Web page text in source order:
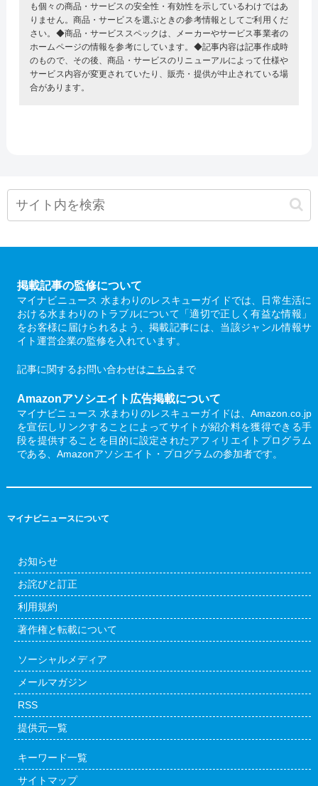
も個々の商品・サービスの安全性・有効性を示しているわけではあ
りません。商品・サービスを選ぶときの参考情報としてご利用くだ
さい。◆商品・サービススペックは、メーカーやサービス事業者の
ホームページの情報を参考にしています。◆記事内容は記事作成時
のもので、その後、商品・サービスのリニューアルによって仕様や
サービス内容が変更されていたり、販売・提供が中止されている場
合があります。
掲載記事の監修について
マイナビニュース 水まわりのレスキューガイドでは、日常生活に
おける水まわりのトラブルについて「適切で正しく有益な情報」
をお客様に届けられるよう、掲載記事には、当該ジャンル情報サ
イト運営企業の監修を入れています。
記事に関するお問い合わせはこちら まで
Amazonアソシエイト広告掲載について
マイナビニュース 水まわりのレスキューガイドは、Amazon.co.jp
を宣伝しリンクすることによってサイトが紹介料を獲得できる手
段を提供することを目的に設定されたアフィリエイトプログラム
である、Amazonアソシエイト・プログラムの参加者です。
マイナビニュースについて
お知らせ
お詫びと訂正
利用規約
著作権と転載について
ソーシャルメディア
メールマガジン
RSS
提供元一覧
キーワード一覧
サイトマップ